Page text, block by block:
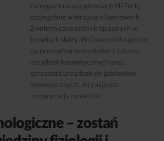
zabiegach na urządzeniach Hi-Tech,
szczególnie w terapiach laserowych.
Zwolenniczka technik łączonych w
terapiach skóry. W Cosmed24 zajmuje
się prowadzeniem szkoleń z zakresu
urządzeń kosmetycznych oraz
sprzedażą urządzeń do gabinetów
kosmetycznych. Jej pasją jest
motoryzacja i podróże.
– zostań